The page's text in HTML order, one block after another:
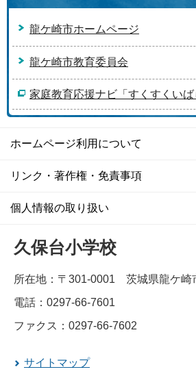
龍ケ崎市ホームページ
龍ケ崎市教育委員会
家庭教育応援ナビ「すくすくいば
ホームページ利用について
リンク・著作権・免責事項
個人情報の取り扱い
久保台小学校
所在地：〒301-0001 茨城県龍ケ崎
電話：0297-66-7601
ファクス：0297-66-7602
サイトマップ